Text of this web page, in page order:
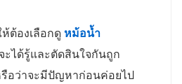
ต้องเลือกดู หม้อน้ำ
ะได้รู้และตัดสินใจกันถูก
อว่าจะมีปัญหาก่อนค่อยไป